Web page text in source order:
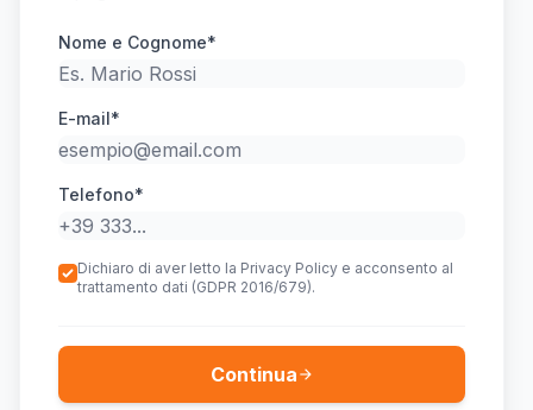
Nome e Cognome*
E-mail*
Telefono*
Dichiaro di aver letto la Privacy Policy e acconsento al
trattamento dati (GDPR 2016/679).
Continua arrow_forward